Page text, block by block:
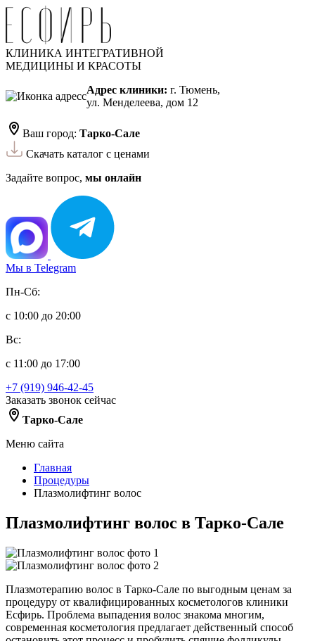
КЛИНИКА ИНТЕГРАТИВНОЙ
МЕДИЦИНЫ И КРАСОТЫ
Адрес клиники: г. Тюмень,
ул. Менделеева, дом 12
Ваш город: Тарко-Сале
Скачать каталог с ценами
Задайте вопрос, мы онлайн
Мы в Telegram
Пн-Сб:
с 10:00 до 20:00
Вс:
с 11:00 до 17:00
+7 (919) 946-42-45
Заказать звонок сейчас
Тарко-Сале
Меню сайта
Главная
Процедуры
Плазмолифтинг волос
Плазмолифтинг волос в Тарко-Сале
Плазмотерапию волос в Тарко-Сале по выгодным ценам за
процедуру от квалифицированных косметологов клиники
Есфирь. Проблема выпадения волос знакома многим,
современная косметология предлагает действенный способ